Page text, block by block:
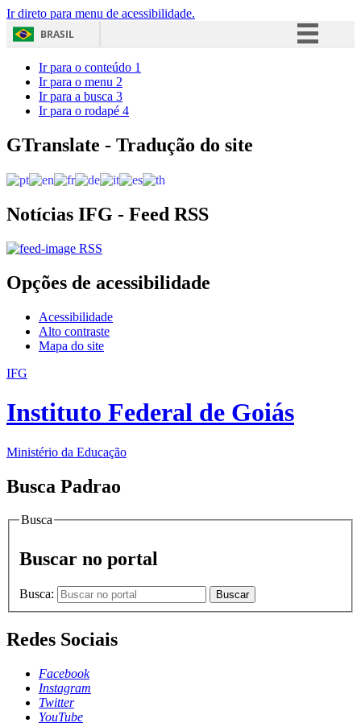
Ir direto para menu de acessibilidade.
BRASIL
Acesso à informação
Ir para o conteúdo 1
Ir para o menu 2
Ir para a busca 3
Ir para o rodapé 4
GTranslate - Tradução do site
Notícias IFG - Feed RSS
RSS
Opções de acessibilidade
Acessibilidade
Alto contraste
Mapa do site
IFG
Instituto Federal de Goiás
Ministério da Educação
Busca Padrao
Busca
Buscar no portal
Busca: Buscar
Redes Sociais
Facebook
Instagram
Twitter
YouTube